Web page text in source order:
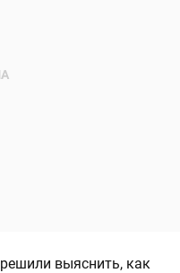
решили выяснить, как